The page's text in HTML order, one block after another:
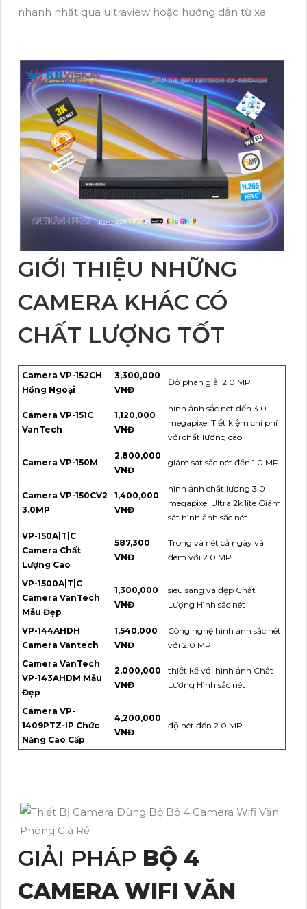
nhanh nhất qua ultraview hoặc hướng dẫn từ xa.
GIỚI THIỆU NHỮNG
CAMERA KHÁC CÓ
CHẤT LƯỢNG TỐT
Camera VP-152CH
Hồng Ngoại
3,300,000
VNĐ
Độ phân giải 2.0 MP
Camera VP-151C
VanTech
1,120,000
VNĐ
hình ảnh sắc nét đến 3.0
megapixel Tiết kiệm chi phí
với chất lượng cao
Camera VP-150M
2,800,000
VNĐ
giám sát sắc nét đến 1.0 MP
Camera VP-150CV2
3.0MP
1,400,000
VNĐ
hình ảnh chất lượng 3.0
megapixel Ultra 2k lite Giám
sát hình ảnh sắc nét
VP-150A|T|C
Camera Chất
Lượng Cao
587,300
VNĐ
Trong và nét cả ngày và
đêm với 2.0 MP
VP-1500A|T|C
Camera VanTech
Mẫu Đẹp
1,300,000
VNĐ
siêu sáng và đẹp Chất
Lượng Hình sắc nét
VP-144AHDH
Camera Vantech
1,540,000
VNĐ
Công nghệ hình ảnh sắc nét
với 2.0 MP
Camera VanTech
VP-143AHDM Mẫu
Đẹp
2,000,000
VNĐ
thiết kế với hình ảnh Chất
Lượng Hình sắc nét
Camera VP-
1409PTZ-IP Chức
Năng Cao Cấp
4,200,000
VNĐ
độ nét đến 2.0 MP
GIẢI PHÁP BỘ 4
CAMERA WIFI VĂN